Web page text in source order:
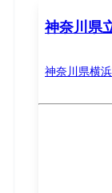
神奈川県
神奈川県横